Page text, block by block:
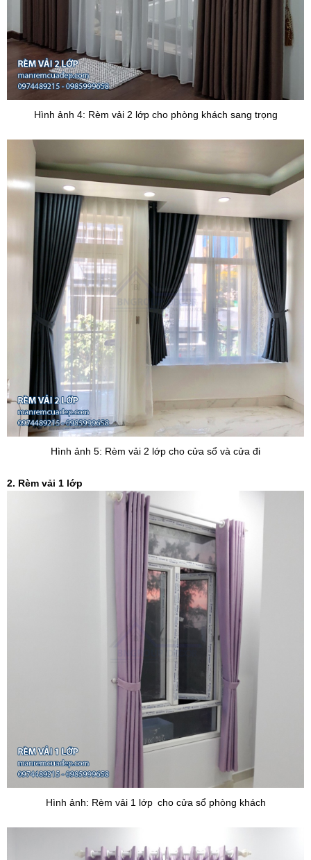
Hình ảnh 4: Rèm vải 2 lớp cho phòng khách sang trọng
Hình ảnh 5: Rèm vải 2 lớp cho cửa sổ và cửa đi
2. Rèm vải 1 lớp
Hình ảnh: Rèm vải 1 lớp cho cửa sổ phòng khách